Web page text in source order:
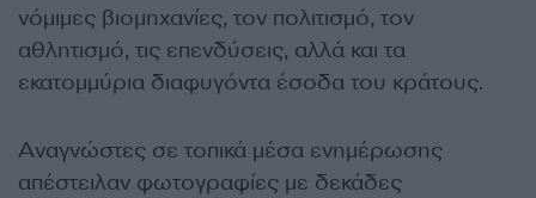
νόμιμες βιομηχανίες, τον πολιτισμό, τον
αθλητισμό, τις επενδύσεις, αλλά και τα
εκατομμύρια διαφυγόντα έσοδα του κράτους.
Αναγνώστες σε τοπικά μέσα ενημέρωσης
απέστειλαν φωτογραφίες με δεκάδες